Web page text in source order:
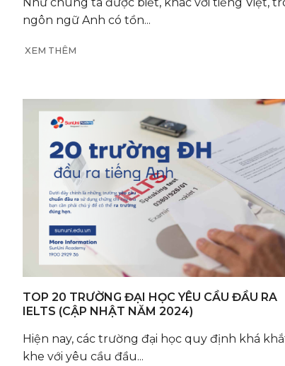
Như chúng ta được biết, khác với tiếng Việt,
ngôn ngữ Anh có tồn...
XEM THÊM
TOP 20 TRƯỜNG ĐẠI HỌC YÊU CẦU ĐẦU RA
IELTS (CẬP NHẬT NĂM 2024)
Hiện nay, các trường đại học quy định khá
khe với yêu cầu đầu...